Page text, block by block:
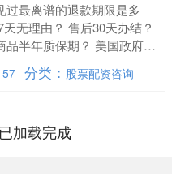
过最离谱的退款期限是多
无理由？ 售后30天办结？
品半年质保期？ 美国政府给
个前无古人的答案：4431161
分类： 股票配资咨询
加载完成